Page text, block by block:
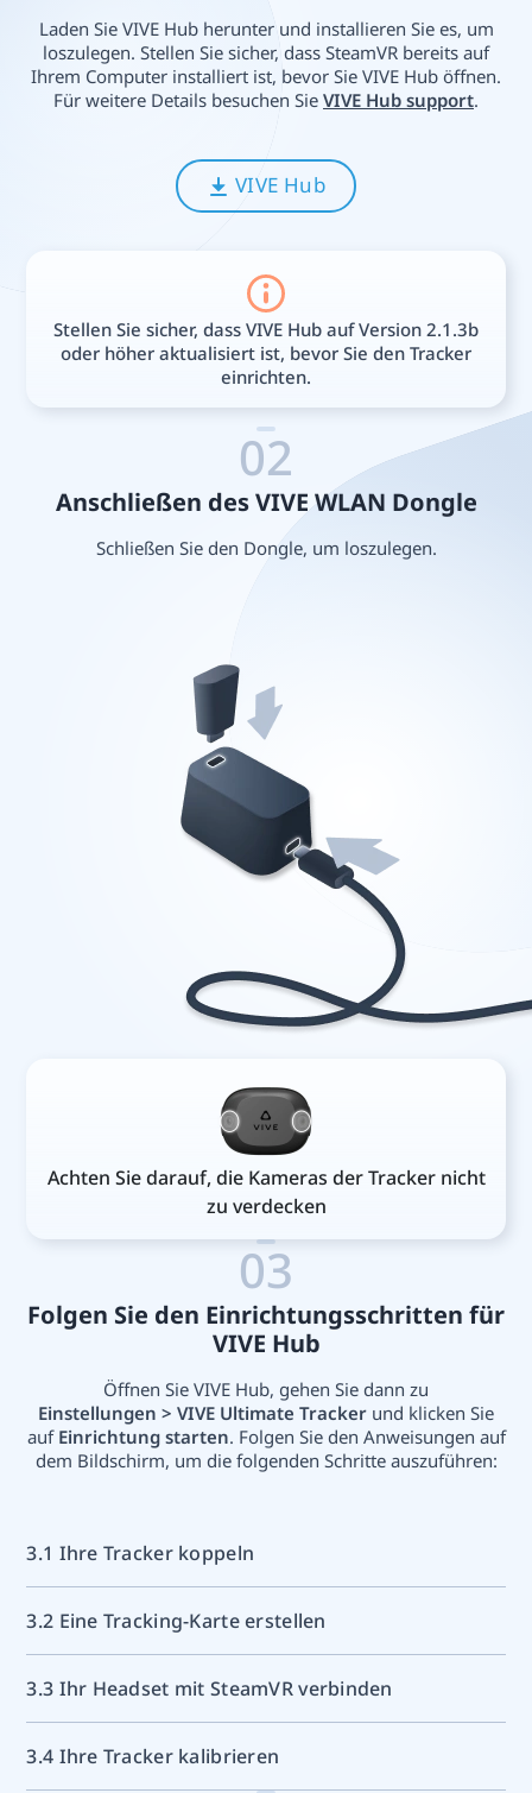
Laden Sie VIVE Hub herunter und installieren Sie es, um
loszulegen. Stellen Sie sicher, dass SteamVR bereits auf
Ihrem Computer installiert ist, bevor Sie VIVE Hub öffnen.
Für weitere Details besuchen Sie VIVE Hub support.
VIVE Hub
Stellen Sie sicher, dass VIVE Hub auf Version 2.1.3b
oder höher aktualisiert ist, bevor Sie den Tracker
einrichten.
02
Anschließen des VIVE WLAN Dongle
Schließen Sie den Dongle, um loszulegen.
Achten Sie darauf, die Kameras der Tracker nicht
zu verdecken
03
Folgen Sie den Einrichtungsschritten für
VIVE Hub
Öffnen Sie VIVE Hub, gehen Sie dann zu
Einstellungen > VIVE Ultimate Tracker und klicken Sie
auf Einrichtung starten. Folgen Sie den Anweisungen auf
dem Bildschirm, um die folgenden Schritte auszuführen:
3.1 Ihre Tracker koppeln
3.2 Eine Tracking-Karte erstellen
3.3 Ihr Headset mit SteamVR verbinden
3.4 Ihre Tracker kalibrieren